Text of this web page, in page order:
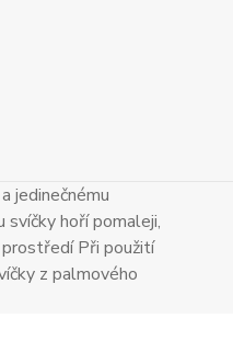
jedinečnému
hoří pomaleji,
Při použití
z palmového